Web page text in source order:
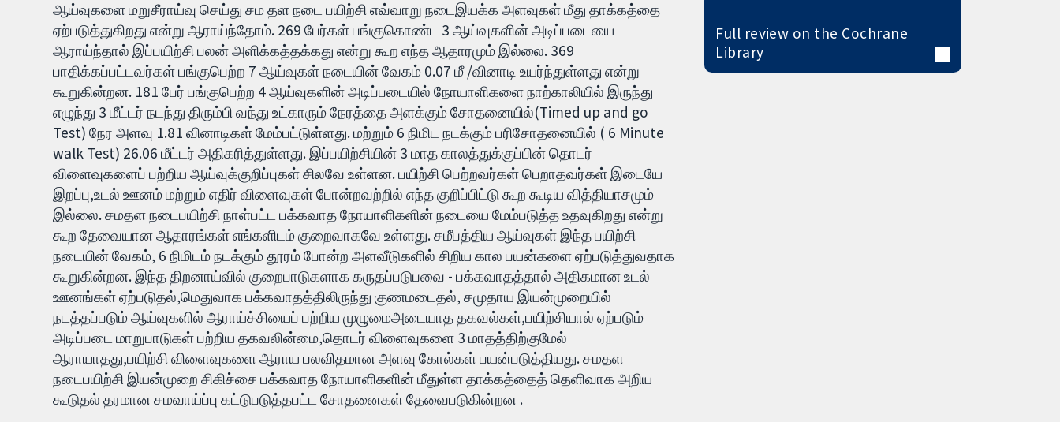
ஆய்வுகளை மறுசீராய்வு செய்து சம தள நடை பயிற்சி எவ்வாறு நடைஇயக்க அளவுகள் மீது தாக்கத்தை
ஏற்படுத்துகிறது என்று ஆராய்ந்தோம். 269 பேர்கள் பங்குகொண்ட 3 ஆய்வுகளின் அடிப்படையை
ஆராய்ந்தால் இப்பயிற்சி பலன் அளிக்கத்தக்கது என்று கூற எந்த ஆதாரமும் இல்லை. 369
பாதிக்கப்பட்டவர்கள் பங்குபெற்ற 7 ஆய்வுகள் நடையின் வேகம் 0.07 மீ /வினாடி உயர்ந்துள்ளது என்று
கூறுகின்றன. 181 பேர் பங்குபெற்ற 4 ஆய்வுகளின் அடிப்படையில் நோயாளிகளை நாற்காலியில் இருந்து
எழுந்து 3 மீட்டர் நடந்து திரும்பி வந்து உட்காரும் நேரத்தை அளக்கும் சோதனையில்(Timed up and go
Test) நேர அளவு 1.81 வினாடிகள் மேம்பட்டுள்ளது. மற்றும் 6 நிமிட நடக்கும் பரிசோதனையில் ( 6 Minute
walk Test) 26.06 மீட்டர் அதிகரித்துள்ளது. இப்பயிற்சியின் 3 மாத காலத்துக்குப்பின் தொடர்
விளைவுகளைப் பற்றிய ஆய்வுக்குறிப்புகள் சிலவே உள்ளன. பயிற்சி பெற்றவர்கள் பெறாதவர்கள் இடையே
இறப்பு,உடல் ஊனம் மற்றும் எதிர் விளைவுகள் போன்றவற்றில் எந்த குறிப்பிட்டு கூற கூடிய வித்தியாசமும்
இல்லை. சமதள நடைபயிற்சி நாள்பட்ட பக்கவாத நோயாளிகளின் நடையை மேம்படுத்த உதவுகிறது என்று
கூற தேவையான ஆதாரங்கள் எங்களிடம் குறைவாகவே உள்ளது. சமீபத்திய ஆய்வுகள் இந்த பயிற்சி
நடையின் வேகம், 6 நிமிடம் நடக்கும் தூரம் போன்ற அளவீடுகளில் சிறிய கால பயன்களை ஏற்படுத்துவதாக
கூறுகின்றன. இந்த திறனாய்வில் குறைபாடுகளாக கருதப்படுபவை - பக்கவாதத்தால் அதிகமான உடல்
ஊனங்கள் ஏற்படுதல்,மெதுவாக பக்கவாதத்திலிருந்து குணமடைதல், சமுதாய இயன்முறையில்
நடத்தப்படும் ஆய்வுகளில் ஆராய்ச்சியைப் பற்றிய முழுமைஅடையாத தகவல்கள்,பயிற்சியால் ஏற்படும்
அடிப்படை மாறுபாடுகள் பற்றிய தகவலின்மை,தொடர் விளைவுகளை 3 மாதத்திற்குமேல்
ஆராயாதது,பயிற்சி விளைவுகளை ஆராய பலவிதமான அளவு கோல்கள் பயன்படுத்தியது. சமதள
நடைபயிற்சி இயன்முறை சிகிச்சை பக்கவாத நோயாளிகளின் மீதுள்ள தாக்கத்தைத் தெளிவாக அறிய
கூடுதல் தரமான சமவாய்ப்பு கட்டுபடுத்தபட்ட சோதனைகள் தேவைபடுகின்றன .
Full review on the Cochrane
Library